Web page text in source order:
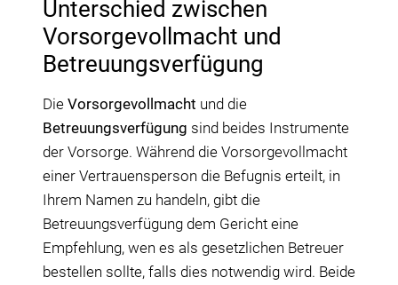
Unterschied zwischen
Vorsorgevollmacht und
Betreuungsverfügung
Die Vorsorgevollmacht und die
Betreuungsverfügung sind beides Instrumente
der Vorsorge. Während die Vorsorgevollmacht
einer Vertrauensperson die Befugnis erteilt, in
Ihrem Namen zu handeln, gibt die
Betreuungsverfügung dem Gericht eine
Empfehlung, wen es als gesetzlichen Betreuer
bestellen sollte, falls dies notwendig wird. Beide